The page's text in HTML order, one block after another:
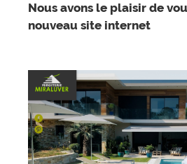
Nous avons le plaisir de
nouveau site internet